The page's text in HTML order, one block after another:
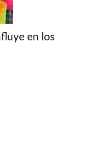
en los